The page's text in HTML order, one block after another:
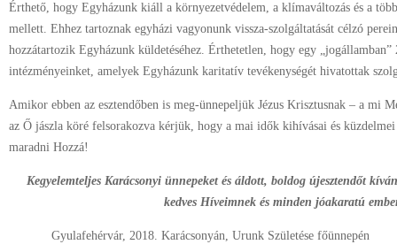
Érthető, hogy Egyházunk kiáll a környezetvédelem, a klímaváltozás és a
mellett. Ehhez tartoznak egyházi vagyonunk vissza-szolgáltatását célzó
hozzátartozik Egyházunk küldetéséhez. Érthetetlen, hogy egy „jogállamban”
intézményeinket, amelyek Egyházunk karitatív tevékenységét hivatottak
Amikor ebben az esztendőben is meg-ünnepeljük Jézus Krisztusnak – a mi
az Ő jászla köré felsorakozva kérjük, hogy a mai idők kihívásai és küzdelmei
maradni Hozzá!
Kegyelemteljes Karácsonyi ünnepeket és áldott, boldog újesztendőt
kedves Híveimnek és minden jóakaratú
Gyulafehérvár, 2018. Karácsonyán, Urunk Születése főünnepén